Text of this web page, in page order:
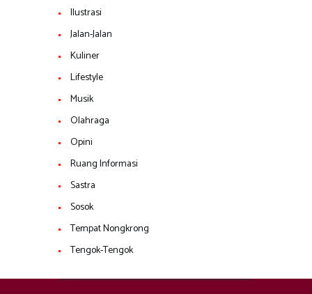
Ilustrasi
Jalan-Jalan
Kuliner
Lifestyle
Musik
Olahraga
Opini
Ruang Informasi
Sastra
Sosok
Tempat Nongkrong
Tengok-Tengok